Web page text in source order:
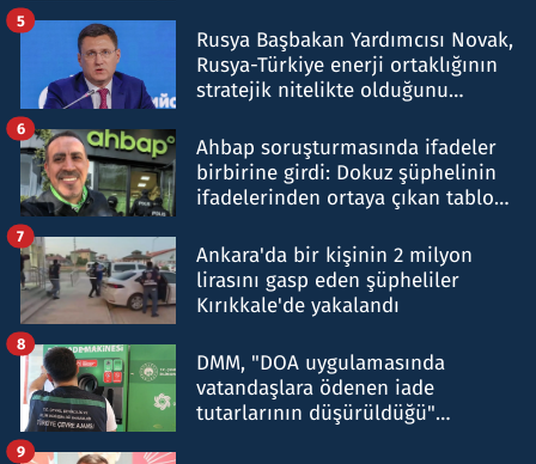
Rusya Başbakan Yardımcısı Novak,
Rusya-Türkiye enerji ortaklığının
stratejik nitelikte olduğunu
5
Ahbap soruşturmasında ifadeler
birbirine girdi: Dokuz şüphelinin
ifadelerinden ortaya çıkan tablo
6
Ankara'da bir kişinin 2 milyon
lirasını gasp eden şüpheliler
Kırıkkale'de yakalandı
7
DMM, "DOA uygulamasında
vatandaşlara ödenen iade
tutarlarının düşürüldüğü"
8
9